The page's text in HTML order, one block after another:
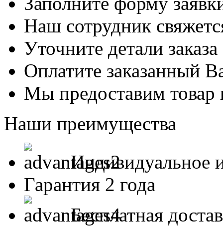
Наш сотрудник
Уточните детали заказа
Оплатите заказанный
Мы предоставим товар
Наши преимущества
Индивидуальное
Гарантия 2 года
Бесплатная